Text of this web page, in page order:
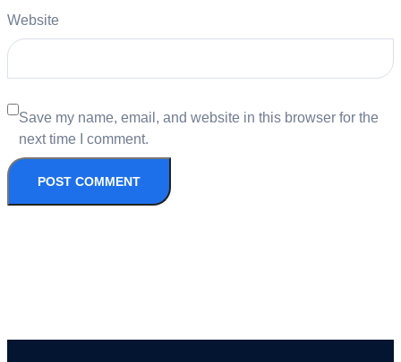
Website
Save my name, email, and website in this browser for the
next time I comment.